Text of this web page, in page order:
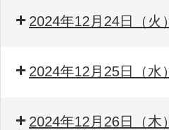
2024年12月24日（火）
2024年12月25日（水）
2024年12月26日（木）